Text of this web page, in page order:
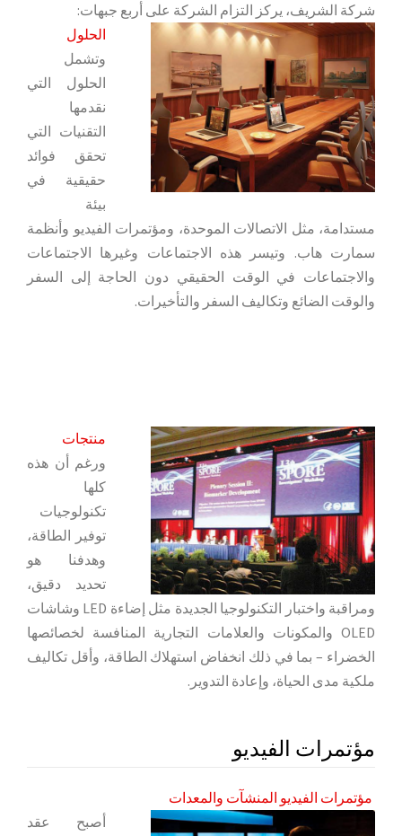
شركة الشريف، يركز التزام الشركة على أربع جبهات:
الحلول
وتشمل
الحلول التي
نقدمها
التقنيات التي
تحقق فوائد
حقيقية في
بيئة
مستدامة، مثل الاتصالات الموحدة، ومؤتمرات الفيديو وأنظمة
سمارت هاب. وتيسر هذه الاجتماعات وغيرها الاجتماعات
والاجتماعات في الوقت الحقيقي دون الحاجة إلى السفر
والوقت الضائع وتكاليف السفر والتأخيرات.
منتجات
ورغم أن هذه
كلها
تكنولوجيات
توفير الطاقة،
وهدفنا هو
تحديد دقيق،
ومراقبة واختبار التكنولوجيا الجديدة مثل إضاءة LED وشاشات
OLED والمكونات والعلامات التجارية المنافسة لخصائصها
الخضراء – بما في ذلك انخفاض استهلاك الطاقة، وأقل تكاليف
ملكية مدى الحياة، وإعادة التدوير.
مؤتمرات الفيديو
مؤتمرات الفيديو المنشآت والمعدات
أصبح عقد